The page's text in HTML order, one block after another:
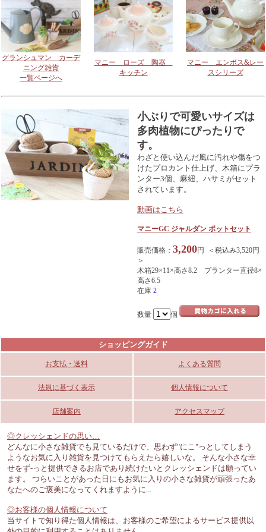
グランシュマン カーデ
ニング雑貨
一覧ページへ
マニー ローズ 陶器
キッチン
マニー エンボス&レー
スシリーズ
小ぶりで可愛いサイズは
多肉植物にぴったりで
す。
わざと使い込んだ風に汚れや傷をつ
けたプロカント仕上げ、木箱にプラ
ンター3個、麻紐、ハサミがセット
されています。
動画はこちら
マニーGC ジャルダン ポットセット
販売価格： 3,200円 ＜税込み3,520円
＞
木箱29×11×高さ8.2 プランター直径8×
高さ6.5
在庫 2
数量 個
ショッピングガイド
お支払・送料 よくある質問
法規に基づく表示 個人情報について
店舗案内 アクセスマップ
◎クレッシェンドの思い…
どんなに小さな雑貨でも見ているだけで、思わず"にこ"っとしてしまう
ようなお気に入り雑貨を見つけてもらえたら嬉しいな。 そんな小さな幸
せをず-っと提供できるお店であり続けたいとクレッシェンドは願ってい
ます。 つらいことがあった日にもお気に入りの小さな雑貨が頑張ったあ
なたへのご褒美になってくれますように...
◎お客様の個人情報について
当サイトで知り得た個人情報は、お客様のご希望によるサービス提供以